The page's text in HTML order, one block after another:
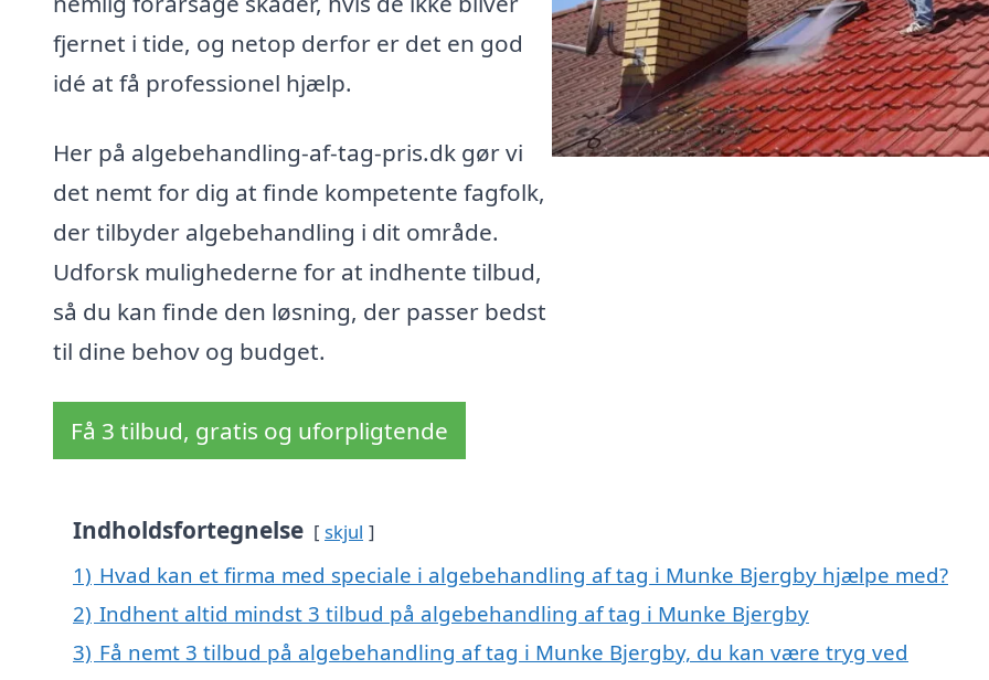
fjernet i tide, og netop derfor er det en god
idé at få professionel hjælp.
Her på algebehandling-af-tag-pris.dk gør vi
det nemt for dig at finde kompetente fagfolk,
der tilbyder algebehandling i dit område.
Udforsk mulighederne for at indhente tilbud,
så du kan finde den løsning, der passer bedst
til dine behov og budget.
Få 3 tilbud, gratis og uforpligtende
Indholdsfortegnelse skjul
1) Hvad kan et firma med speciale i algebehandling af tag i Munke Bjergby hjælpe med?
2) Indhent altid mindst 3 tilbud på algebehandling af tag i Munke Bjergby
3) Få nemt 3 tilbud på algebehandling af tag i Munke Bjergby, du kan være tryg ved